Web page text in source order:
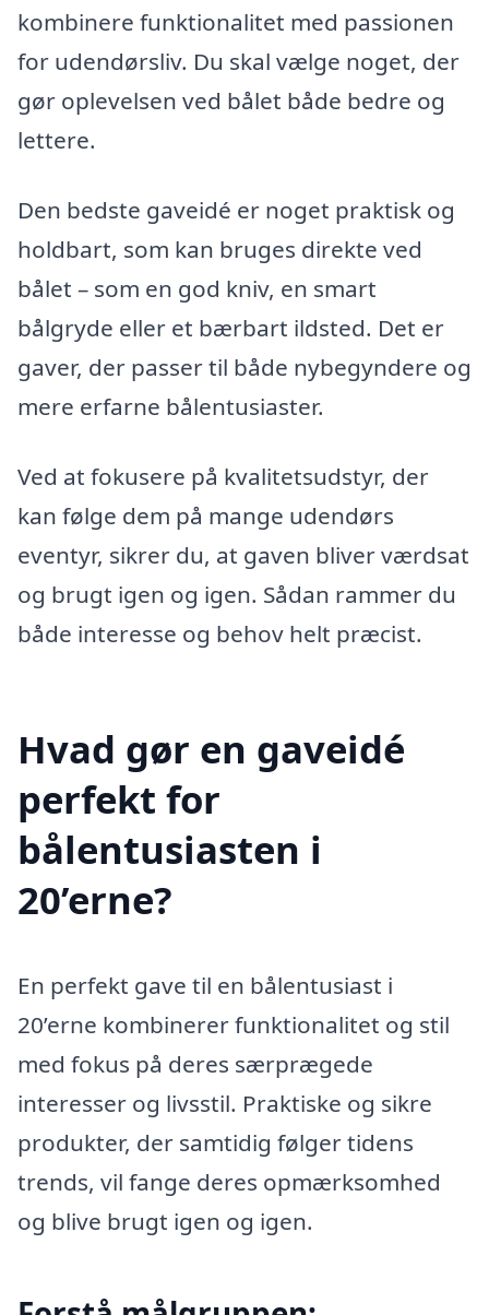
kombinere funktionalitet med passionen
for udendørsliv. Du skal vælge noget, der
gør oplevelsen ved bålet både bedre og
lettere.
Den bedste gaveidé er noget praktisk og
holdbart, som kan bruges direkte ved
bålet – som en god kniv, en smart
bålgryde eller et bærbart ildsted. Det er
gaver, der passer til både nybegyndere og
mere erfarne bålentusiaster.
Ved at fokusere på kvalitetsudstyr, der
kan følge dem på mange udendørs
eventyr, sikrer du, at gaven bliver værdsat
og brugt igen og igen. Sådan rammer du
både interesse og behov helt præcist.
Hvad gør en gaveidé
perfekt for
bålentusiasten i
20’erne?
En perfekt gave til en bålentusiast i
20’erne kombinerer funktionalitet og stil
med fokus på deres særprægede
interesser og livsstil. Praktiske og sikre
produkter, der samtidig følger tidens
trends, vil fange deres opmærksomhed
og blive brugt igen og igen.